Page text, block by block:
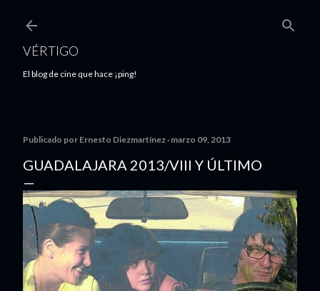
VÉRTIGO
El blog de cine que hace ¡ping!
Publicado por Ernesto Diezmartínez marzo 09, 2013
GUADALAJARA 2013/VIII Y ÚLTIMO